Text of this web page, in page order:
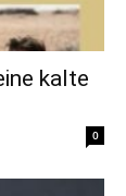
kalte
0